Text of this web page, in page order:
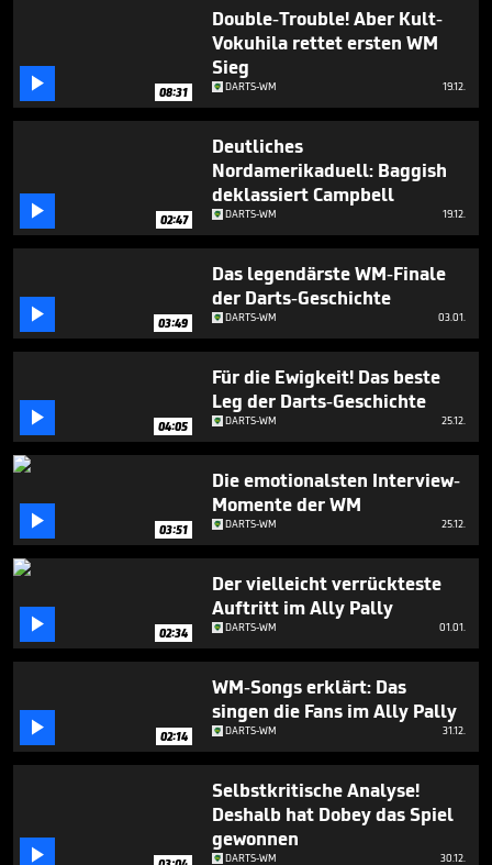
 08:31
Double-Trouble! Aber Kult-
Vokuhila rettet ersten WM
Sieg
DARTS-WM 19.12.
 02:47
Deutliches
Nordamerikaduell: Baggish
deklassiert Campbell
DARTS-WM 19.12.
 03:49
Das legendärste WM-Finale
der Darts-Geschichte
DARTS-WM 03.01.
 04:05
Für die Ewigkeit! Das beste
Leg der Darts-Geschichte
DARTS-WM 25.12.
 03:51
Die emotionalsten Interview-
Momente der WM
DARTS-WM 25.12.
 02:34
Der vielleicht verrückteste
Auftritt im Ally Pally
DARTS-WM 01.01.
 02:14
WM-Songs erklärt: Das
singen die Fans im Ally Pally
DARTS-WM 31.12.

Selbstkritische Analyse!
Deshalb hat Dobey das Spiel
gewonnen
DARTS-WM 30.12.